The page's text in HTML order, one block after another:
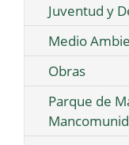
Juventud y
Medio
Obras
Parque de